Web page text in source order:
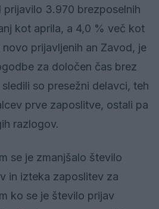
prijavilo 3.970 brezposelnih
kot aprila, a 4,0 % več kot
prijavljenih an Zavod, je
za določen čas brez
so presežni delavci, teh
prve zaposlitve, ostali pa
razlogov.
se je zmanjšalo število
in izteka zaposlitev za
ko se je število prijav